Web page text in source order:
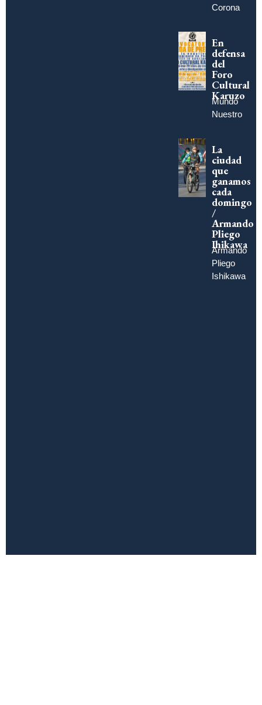
Corona
En
defensa
del
Foro
Cultural
Karuzo
Mundo
Nuestro
La
ciudad
que
ganamos
cada
domingo
/
Armando
Pliego
Ihikawa
Armando
Pliego
Ishikawa